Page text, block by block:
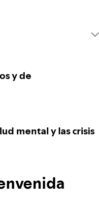
madres o
verificar la edad de los
y de
mental y las crisis